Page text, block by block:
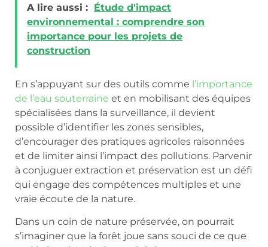
A lire aussi : Étude d'impact
environnemental : comprendre son
importance pour les projets de
construction
En s’appuyant sur des outils comme l’importance
de l’eau souterraine et en mobilisant des équipes
spécialisées dans la surveillance, il devient
possible d’identifier les zones sensibles,
d’encourager des pratiques agricoles raisonnées
et de limiter ainsi l’impact des pollutions. Parvenir
à conjuguer extraction et préservation est un défi
qui engage des compétences multiples et une
vraie écoute de la nature.
Dans un coin de nature préservée, on pourrait
s’imaginer que la forêt joue sans souci de ce que